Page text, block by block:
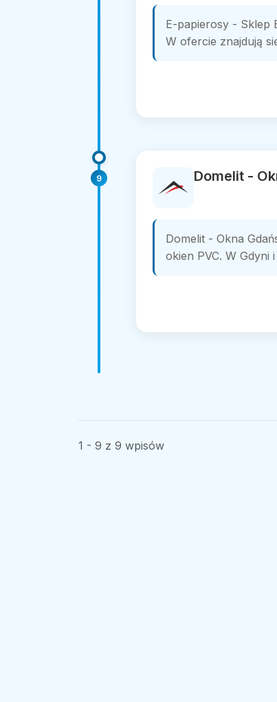
E-papierosy - Sklep
W ofercie znajdują
9 Domelit -
Domelit - Okna
okien PVC. W Gdyni
1 - 9 z 9 wpisów